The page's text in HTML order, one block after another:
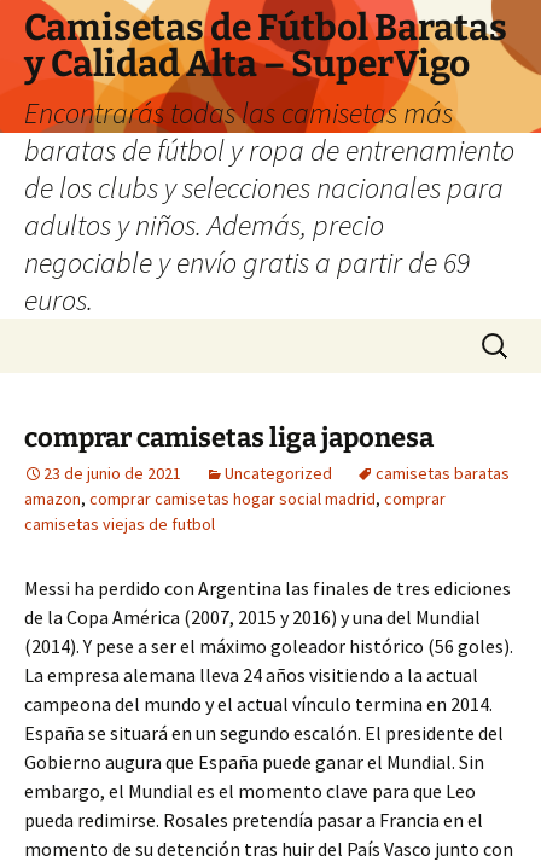
Camisetas de Fútbol Baratas
y Calidad Alta – SuperVigo
Encontrarás todas las camisetas más
baratas de fútbol y ropa de entrenamiento
de los clubs y selecciones nacionales para
adultos y niños. Además, precio
negociable y envío gratis a partir de 69
euros.
Buscar:
comprar camisetas liga japonesa
23 de junio de 2021 Uncategorized
camisetas baratas
amazon, comprar camisetas hogar social madrid, comprar
camisetas viejas de futbol
Messi ha perdido con Argentina las finales de tres ediciones
de la Copa América (2007, 2015 y 2016) y una del Mundial
(2014). Y pese a ser el máximo goleador histórico (56 goles).
La empresa alemana lleva 24 años visitiendo a la actual
campeona del mundo y el actual vínculo termina en 2014.
España se situará en un segundo escalón. El presidente del
Gobierno augura que España puede ganar el Mundial. Sin
embargo, el Mundial es el momento clave para que Leo
pueda redimirse. Rosales pretendía pasar a Francia en el
momento de su detención tras huir del País Vasco junto con